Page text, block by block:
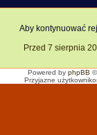
Aby kontynuować
Przed 7 sierpnia
Powered by phpBB
Przyjazne